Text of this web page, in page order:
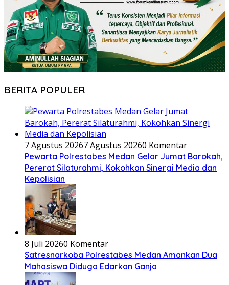
BERITA POPULER
7 Agustus 20267 Agustus 20260 Komentar
Pewarta Polrestabes Medan Gelar Jumat Barokah,
Pererat Silaturahmi, Kokohkan Sinergi Media dan
Kepolisian
8 Juli 20260 Komentar
Satresnarkoba Polrestabes Medan Amankan Dua
Mahasiswa Diduga Edarkan Ganja